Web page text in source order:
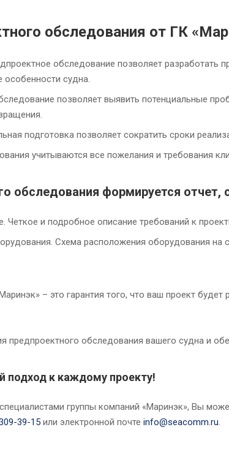
обследования от ГК
обследование позволяет разработать
особенности судна.
позволяет выявить потенциальные
подготовка позволяет сократить сроки
учитываются все пожелания и требования
обследования формируется
Четкое и подробное описание требований к
Схема расположения оборудования на
– это гарантия того, что ваш проект
предпроектного обследования вашего судна и
подход к каждому проекту!
группы компаний «Маринэк», Вы
39-15 или электронной почте info@seacomm.ru.